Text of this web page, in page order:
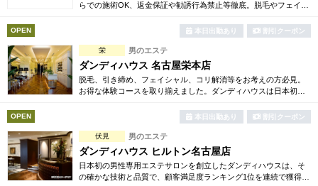
らでの施術OK、返金保証や勧誘行為禁止等徹底。脱毛やフェイシ
OPEN 本日出勤あり 割引クーポン
栄 男のエステ
ダンディハウス 名古屋栄本店
脱毛、引き締め、フェイシャル、コリ解消等をお考えの方必見。
お得な体験コースを取り揃えました。ダンディハウスは日本初の
OPEN 本日出勤あり 割引クーポン
伏見 男のエステ
ダンディハウス ヒルトン名古屋店
日本初の男性専用エステサロンを創立したダンディハウスは、そ
の確かな技術と品質で、顧客満足度ランキング1位を連続で獲得。